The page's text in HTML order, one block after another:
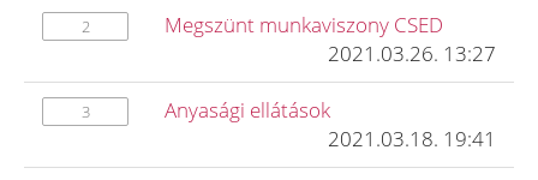
2
Megszünt munkaviszony CSED
2021.03.26. 13:27
3
Anyasági ellátások
2021.03.18. 19:41